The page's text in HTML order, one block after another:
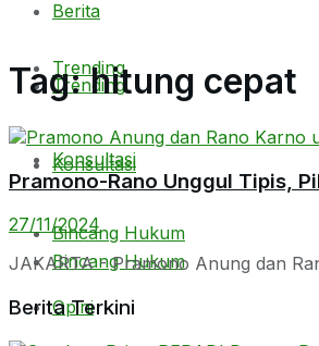
Trending
Konsultasi
Bincang Hukum
Berita
Trending
Konsultasi
Bincang Hukum
Opini
Tag:hitung cepat
Pramono-Rano Unggul Tipis,
27/11/2024
JAKARTA - Pramono Anung dan
Berita Terkini